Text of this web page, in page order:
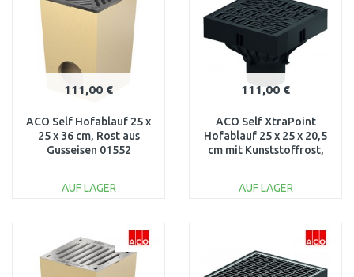
111,00 €
ACO Self Hofablauf 25 x
25 x 36 cm, Rost aus
Gusseisen 01552
AUF LAGER
Vergleichen
111,00 €
ACO Self XtraPoint
Hofablauf 25 x 25 x 20,5
cm mit Kunststoffrost,
AUF LAGER
Vergleichen